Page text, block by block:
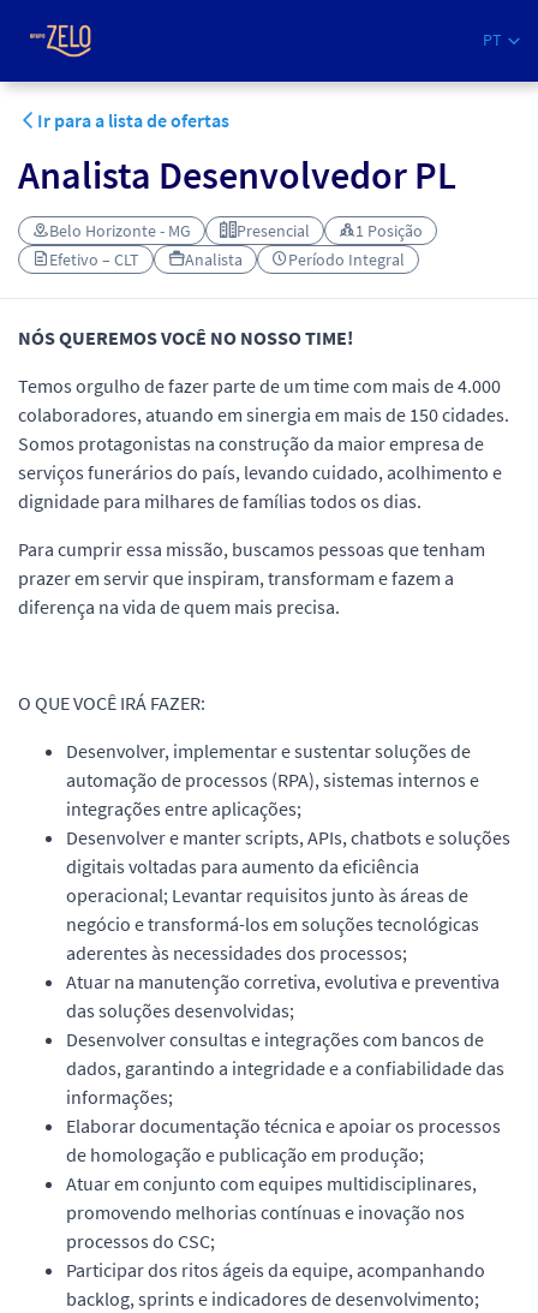
PT
Ir para a lista de ofertas
Analista Desenvolvedor PL
Belo Horizonte - MG Presencial
1 Posição
Efetivo – CLT
Analista Período Integral
NÓS QUEREMOS VOCÊ NO NOSSO TIME!
Temos orgulho de fazer parte de um time com mais de 4.000
colaboradores, atuando em sinergia em mais de 150 cidades.
Somos protagonistas na construção da maior empresa de
serviços funerários do país, levando cuidado, acolhimento e
dignidade para milhares de famílias todos os dias.
Para cumprir essa missão, buscamos pessoas que tenham
prazer em servir que inspiram, transformam e fazem a
diferença na vida de quem mais precisa.
O QUE VOCÊ IRÁ FAZER:
Desenvolver, implementar e sustentar soluções de
automação de processos (RPA), sistemas internos e
integrações entre aplicações;
Desenvolver e manter scripts, APIs, chatbots e soluções
digitais voltadas para aumento da eficiência
operacional; Levantar requisitos junto às áreas de
negócio e transformá-los em soluções tecnológicas
aderentes às necessidades dos processos;
Atuar na manutenção corretiva, evolutiva e preventiva
das soluções desenvolvidas;
Desenvolver consultas e integrações com bancos de
dados, garantindo a integridade e a confiabilidade das
informações;
Elaborar documentação técnica e apoiar os processos
de homologação e publicação em produção;
Atuar em conjunto com equipes multidisciplinares,
promovendo melhorias contínuas e inovação nos
processos do CSC;
Participar dos ritos ágeis da equipe, acompanhando
backlog, sprints e indicadores de desenvolvimento;